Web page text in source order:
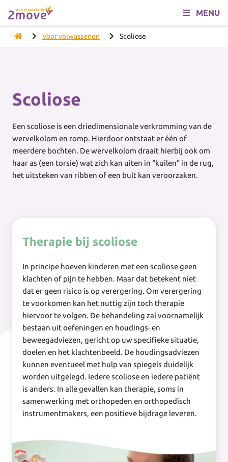
MENU
Voor volwassenen Scoliose
Scoliose
Een scoliose is een driedimensionale verkromming van de
wervelkolom en romp. Hierdoor ontstaat er één of
meerdere bochten. De wervelkolom draait hierbij ook om
haar as (een torsie) wat zich kan uiten in “kuilen” in de rug,
het uitsteken van ribben of een bult kan veroorzaken.
Therapie bij scoliose
In principe hoeven kinderen met een scoliose geen
klachten of pijn te hebben. Maar dat betekent niet
dat er geen risico is op verergering. Om verergering
te voorkomen kan het nuttig zijn toch therapie
hiervoor te volgen. De behandeling zal voornamelijk
bestaan uit oefeningen en houdings- en
beweegadviezen, gericht op uw specifieke situatie,
doelen en het klachtenbeeld. De houdingsadviezen
kunnen eventueel met hulp van spiegels duidelijk
worden uitgelegd. Iedere scoliose en iedere patiënt
is anders. In alle gevallen kan therapie, soms in
samenwerking met orthopeden en orthopedisch
instrumentmakers, een positieve bijdrage leveren.